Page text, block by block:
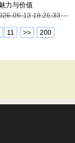
力与价值
06-13 19:26:33
11 >> 200